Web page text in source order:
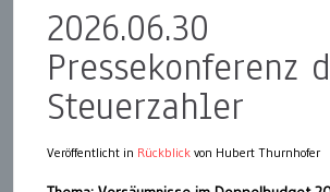
2026.06.30
Pressekonferenz
Steuerzahler
Veröffentlicht in Rückblick von Hubert Thurnhofer